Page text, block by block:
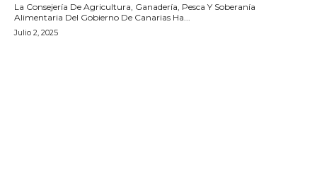
La Consejería De Agricultura, Ganadería, Pesca Y Soberanía
Alimentaria Del Gobierno De Canarias Ha...
Julio 2, 2025